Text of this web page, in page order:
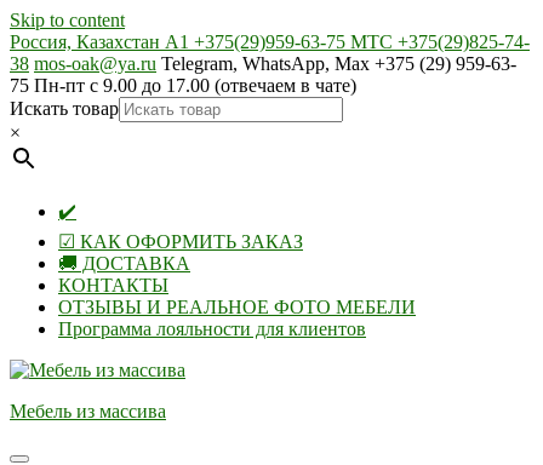
Skip to content
Россия, Казахстан А1 +375(29)959-63-75 МТС +375(29)825-74-
38 mos-oak@ya.ru Telegram, WhatsApp, Max +375 (29) 959-63-
75 Пн-пт с 9.00 до 17.00 (отвечаем в чате)
Искать товар
×
✔️
☑ КАК ОФОРМИТЬ ЗАКАЗ
🚚 ДОСТАВКА
КОНТАКТЫ
ОТЗЫВЫ И РЕАЛЬНОЕ ФОТО МЕБЕЛИ
Программа лояльности для клиентов
Мебель из массива